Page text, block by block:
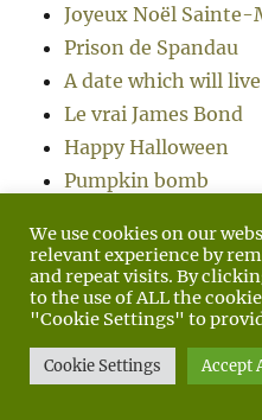
Joyeux Noël Sainte-
Prison de Spandau
A date which will
Le vrai James Bond
Happy Halloween
Pumpkin bomb
déportation juive en
Ami, si tu tombes…
Ils étaient 1038
Le matériel
IV Ausf. G
We use cookies on our
relevant experience by
and repeat visits. By
to the use of ALL the
"Cookie Settings" to
Cookie Settings Accept